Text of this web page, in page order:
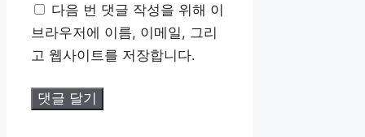
이
트
다음 번 댓글 작성을 위해 이
브라우저에 이름, 이메일, 그리
고 웹사이트를 저장합니다.